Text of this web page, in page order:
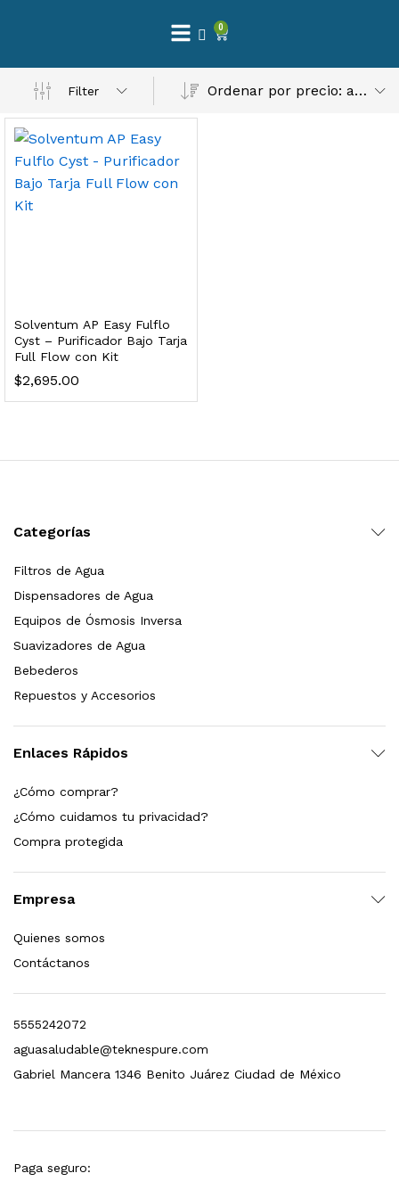
0
Filter Ordenar por precio: alto a bajo
Solventum AP Easy Fulflo
Cyst – Purificador Bajo Tarja
Full Flow con Kit
$2,695.00
Categorías
Filtros de Agua
Dispensadores de Agua
Equipos de Ósmosis Inversa
Suavizadores de Agua
Bebederos
Repuestos y Accesorios
Enlaces Rápidos
¿Cómo comprar?
¿Cómo cuidamos tu privacidad?
Compra protegida
Empresa
Quienes somos
Contáctanos
5555242072
aguasaludable@teknespure.com
Gabriel Mancera 1346 Benito Juárez Ciudad de México
Paga seguro:
– Máxima Calidad En Filtración
3,900.00
al carrito
al carrito
Esterilizador UV 25 Watts 4 Pines
Cafetera (Cartucho de Repuesto)
2,899.00
al carrito
SS304 Natural Cepillado | Agua Purificada
699.00
L/h, con filtración Welltek WT-WFS600-4S